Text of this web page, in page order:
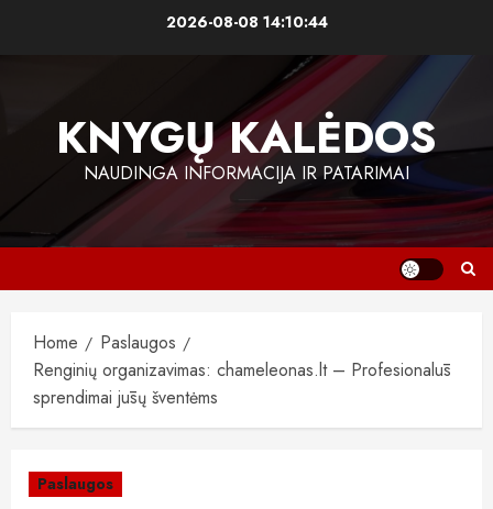
2026-08-08 14:10:45
KNYGŲ KALĖDOS
NAUDINGA INFORMACIJA IR PATARIMAI
Home
Paslaugos
Renginių organizavimas: chameleonas.lt – Profesionalūs
sprendimai jūsų šventėms
Paslaugos